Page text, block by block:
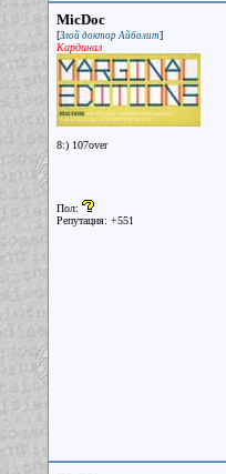
MicDoc
[Злой доктор Айболит]
Кардинал
8:) 107over
Пол:
Репутация: +551